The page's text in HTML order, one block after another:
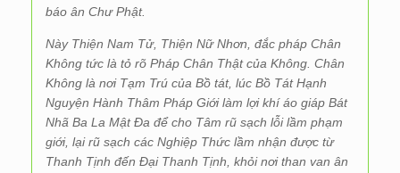
báo ân Chư Phật.
Này Thiện Nam Tử, Thiện Nữ Nhơn, đắc pháp Chân
Không tức là tỏ rõ Pháp Chân Thật của Không. Chân
Không là nơi Tạm Trú của Bồ tát, lúc Bồ Tát Hạnh
Nguyện Hành Thâm Pháp Giới làm lợi khí áo giáp Bát
Nhã Ba La Mật Đa để cho Tâm rũ sạch lỗi lầm phạm
giới, lại rũ sạch các Nghiệp Thức lầm nhận được từ
Thanh Tịnh đến Đại Thanh Tịnh, khỏi nơi than van ân